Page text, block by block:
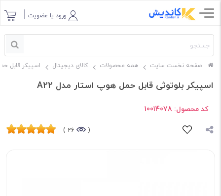
ورود یا عضویت
صفحه نخست سایت همه محصولات کالای دیجیتال اسپیکر قابل
اسپیکر بلوتوثی قابل حمل هوپ استار مدل A22
کد محصول: 10014078
(
26 )